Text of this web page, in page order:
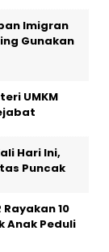
Imigran
Gunakan
UMKM
Hari Ini,
Puncak
10
Anak Peduli